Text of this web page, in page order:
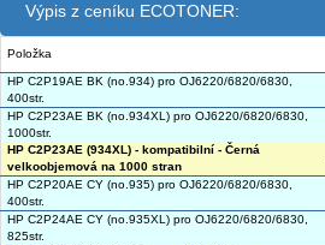
Výpis z ceníku ECOTONER:
Položka
HP C2P19AE BK (no.934) pro OJ6220/6820/6830,
400str.
HP C2P23AE BK (no.934XL) pro OJ6220/6820/6830,
1000str.
HP C2P23AE (934XL) - kompatibilní - Černá
velkoobjemová na 1000 stran
HP C2P20AE CY (no.935) pro OJ6220/6820/6830,
400str.
HP C2P24AE CY (no.935XL) pro OJ6220/6820/6830,
825str.